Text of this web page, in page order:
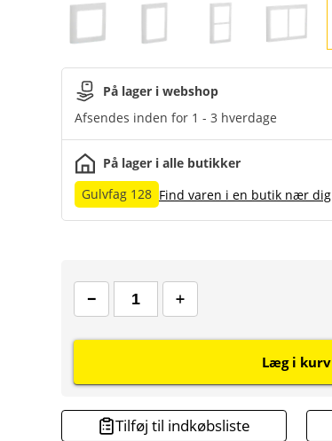
På lager i webshop
Afsendes inden for 1 - 3 hverdage
På lager i alle butikker
Gulvfag 128 Find varen i en butik nær dig
Læg i kurv
Tilføj til indkøbsliste